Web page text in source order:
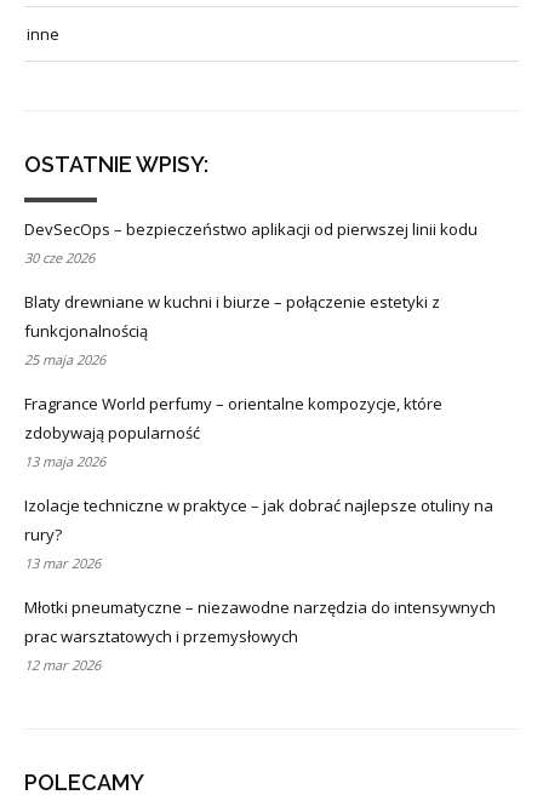
inne
OSTATNIE WPISY:
DevSecOps – bezpieczeństwo aplikacji od pierwszej linii kodu
30 cze 2026
Blaty drewniane w kuchni i biurze – połączenie estetyki z
funkcjonalnością
25 maja 2026
Fragrance World perfumy – orientalne kompozycje, które
zdobywają popularność
13 maja 2026
Izolacje techniczne w praktyce – jak dobrać najlepsze otuliny na
rury?
13 mar 2026
Młotki pneumatyczne – niezawodne narzędzia do intensywnych
prac warsztatowych i przemysłowych
12 mar 2026
POLECAMY